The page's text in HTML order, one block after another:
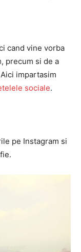
cand vine vorba
precum si de a
impartasim
sociale.
pe Instagram si